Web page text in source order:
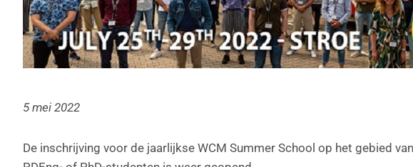
5 mei 2022
De inschrijving voor de jaarlijkse WCM Summer School op het gebied